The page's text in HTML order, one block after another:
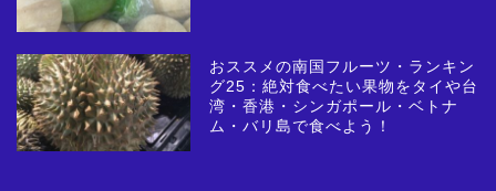
おススメの南国フルーツ・ランキン
グ25：絶対食べたい果物をタイや台
湾・香港・シンガポール・ベトナ
ム・バリ島で食べよう！